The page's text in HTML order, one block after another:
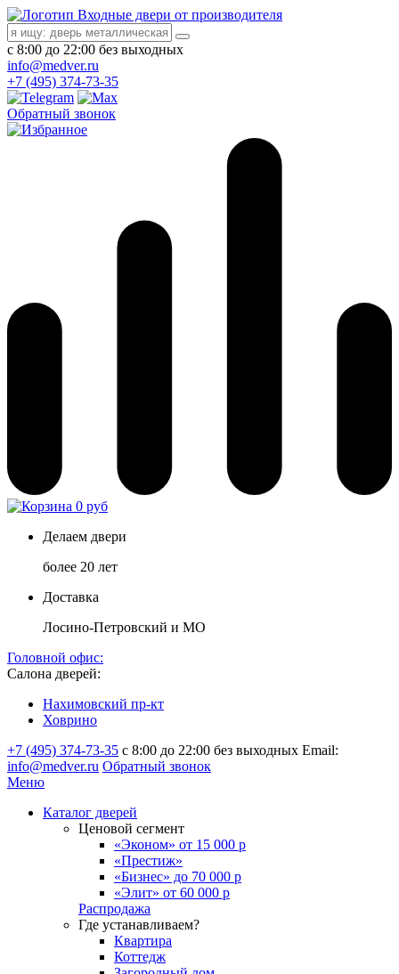
Входные двери от производителя
с 8:00 до 22:00 без выходных
info@medver.ru
+7 (495) 374-73-35
Обратный звонок
0 руб
Делаем двери
более 20 лет
Доставка
Лосино-Петровский и МО
Головной офис:
Салона дверей:
Нахимовский пр-кт
Ховрино
+7 (495) 374-73-35 с 8:00 до 22:00 без выходных Email:
info@medver.ru Обратный звонок
Меню
Каталог дверей
Ценовой сегмент
«Эконом» от 15 000 р
«Престиж»
«Бизнес» до 70 000 р
«Элит» от 60 000 р
Распродажа
Где устанавливаем?
Квартира
Коттедж